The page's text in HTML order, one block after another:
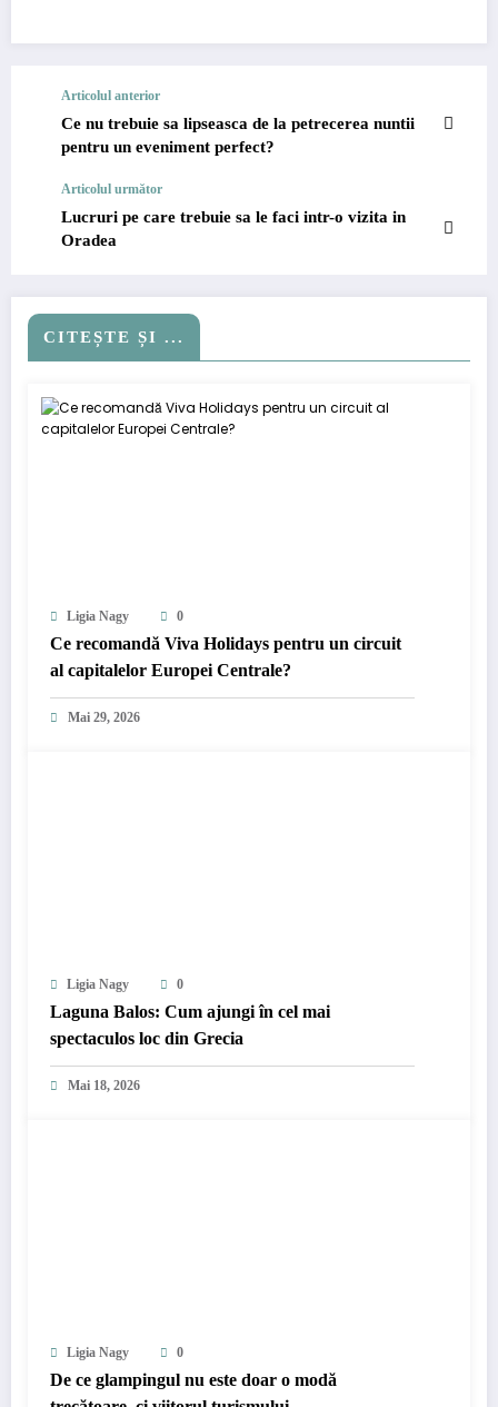
Articolul anterior
Ce nu trebuie sa lipseasca de la petrecerea nuntii
pentru un eveniment perfect?
Articolul următor
Lucruri pe care trebuie sa le faci intr-o vizita in
Oradea
CITEȘTE ȘI ...
Ligia Nagy 0
Ce recomandă Viva Holidays pentru un circuit
al capitalelor Europei Centrale?
Mai 29, 2026
Ligia Nagy 0
Laguna Balos: Cum ajungi în cel mai
spectaculos loc din Grecia
Mai 18, 2026
Ligia Nagy 0
De ce glampingul nu este doar o modă